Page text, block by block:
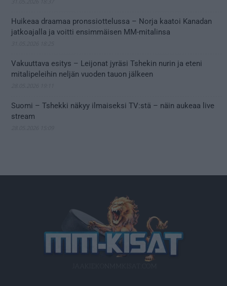
Huikeaa draamaa pronssiottelussa – Norja kaatoi Kanadan
jatkoajalla ja voitti ensimmäisen MM-mitalinsa
Vakuuttava esitys – Leijonat jyräsi Tshekin nurin ja eteni
mitalipeleihin neljän vuoden tauon jälkeen
Suomi – Tshekki näkyy ilmaiseksi TV:stä – näin aukeaa live
stream